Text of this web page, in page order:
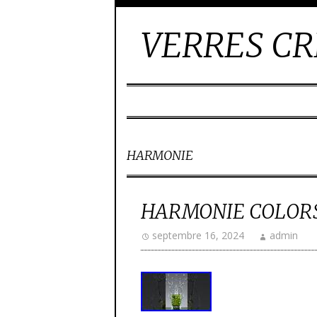
VERRES
HARMONIE
HARMONIE
septembre 16, 2024 admin